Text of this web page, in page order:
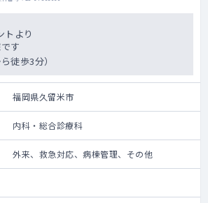
トより
す
徒歩3分）
福岡県久留米市
内科・総合診療科
外来、救急対応、病棟管理、その他